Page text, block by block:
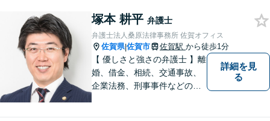
塚本 耕平 弁護士
弁護士法人桑原法律事務所 佐賀オフィス
佐賀県|佐賀市 佐賀駅 から徒歩1分
【 優しさと強さの弁護士 】離
婚、借金、相続、交通事故、
企業法務、刑事事件などのご
詳細を見
る